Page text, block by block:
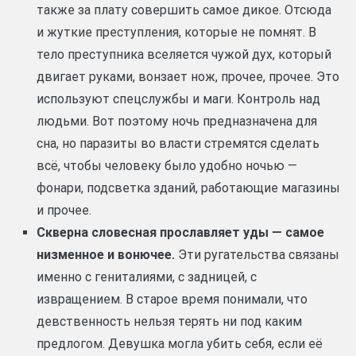
также за плату совершить самое дикое. Отсюда
и жуткие преступления, которые не помнят. В
тело преступника вселяется чужой дух, который
двигает руками, вонзает нож, прочее, прочее. Это
используют спецслужбы и маги. Контроль над
людьми. Вот поэтому ночь предназначена для
сна, но паразиты во власти стремятся сделать
всё, чтобы человеку было удобно ночью —
фонари, подсветка зданий, работающие магазины
и прочее.
Скверна словесная прославляет уды — самое
низменное и вонючее. Эти ругательства связаны
именно с гениталиями, с задницей, с
извращением. В старое время понимали, что
девственность нельзя терять ни под каким
предлогом. Девушка могла убить себя, если её